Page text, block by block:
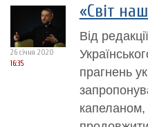
26 січня 2020
16:35
«Світ
Від
прагнень